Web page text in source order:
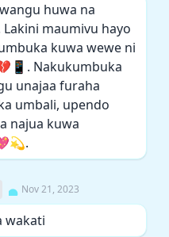
huwa na
maumivu hayo
kuwa wewe ni
Nakukumbuka
unajaa furaha
umbali, upendo
najua kuwa
Nov 21, 2023